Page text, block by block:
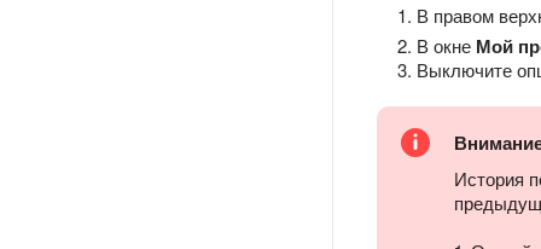
В правом
В окне Мой
Выключите
История